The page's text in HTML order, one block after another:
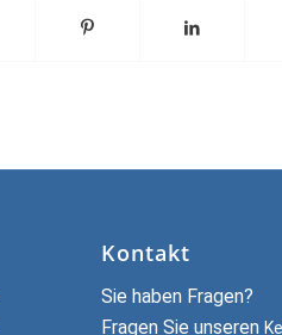
Kontakt
Sie haben Fragen?
Fragen Sie unseren